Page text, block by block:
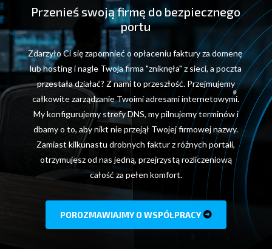
Przenieś swoją firmę do bezpiecznego
portu
Zdarzyło Ci się zapomnieć o opłaceniu faktury za domenę
lub hosting i nagle Twoja firma "zniknęła" z sieci, a poczta
przestała działać? Z nami to przeszłość. Przejmujemy
całkowite zarządzanie Twoimi adresami internetowymi.
My konfigurujemy strefy DNS, my pilnujemy terminów i
dbamy o to, aby nikt nie przejął Twojej firmowej nazwy.
Zamiast kilkunastu drobnych faktur z różnych portali,
otrzymujesz od nas jedną, przejrzystą rozliczeniową
całość za pełen komfort.
POROZMAWIAJMY O WSPÓŁPRACY